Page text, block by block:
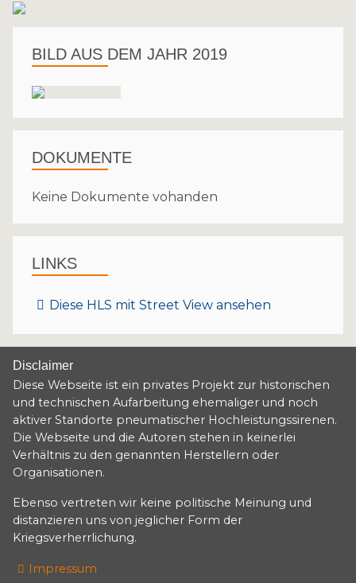
BILD AUS DEM JAHR 2019
DOKUMENTE
Keine Dokumente vohanden
LINKS
Diese HLS mit Street View ansehen
Disclaimer
Diese Webseite ist ein privates Projekt zur historischen
und technischen Aufarbeitung ehemaliger und noch
aktiver Standorte pneumatischer Hochleistungssirenen.
Die Webseite und die Autoren stehen in keinerlei
Verhältnis zu den genannten Herstellern oder
Organisationen.
Ebenso vertreten wir keine politische Meinung und
distanzieren uns von jeglicher Form der
Kriegsverherrlichung.
Impressum